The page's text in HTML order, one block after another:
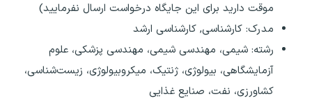
موقت دارید برای این جایگاه درخواست ارسال نفرمایید)
مدرک: کارشناسی, کارشناسی ارشد
رشته‌: شیمی، مهندسی شیمی، مهندسی پزشکی، علوم
آزمایشگاهی، بیولوژی، ژنتیک، میکروبیولوژی، زیست‌شناسی،
کشاورزی، نفت، صنایع غذایی